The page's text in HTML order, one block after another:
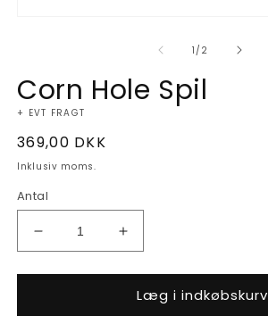
1 /af2
Corn Hole Spil
+ EVT FRAGT
Normalpris
369,00 DKK
Inklusiv moms.
Antal
Reducer
antallet
for
Hole
Øg
antallet
for
Corn
Hole
Læg i indkøbskurv